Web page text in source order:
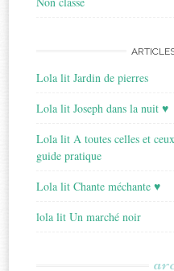
Lola lit Jardin de pierres
Lola lit Joseph dans la nuit ♥
Lola lit A toutes celles et
guide pratique
Lola lit Chante méchante ♥
lola lit Un marché noir